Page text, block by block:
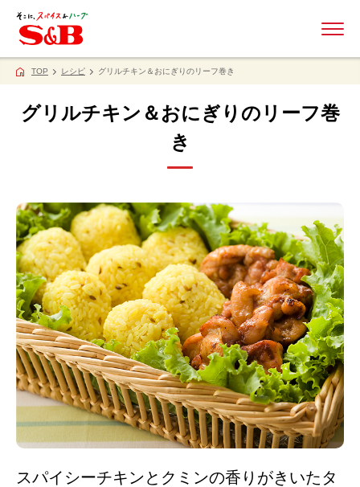
TOP レシピ グリルチキン＆おにぎりのリーフ巻き
グリルチキン＆おにぎりのリーフ巻
き
スパイシーチキンとクミンの香りがきいたタ